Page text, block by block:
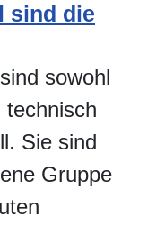
sind die
sowohl
technisch
Sie sind
Gruppe